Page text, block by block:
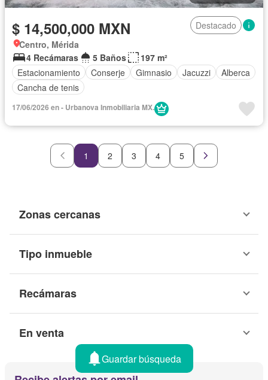
$ 14,500,000 MXN
Destacado
Centro, Mérida
4 Recámaras
5 Baños
197 m²
Estacionamiento
Conserje Gimnasio Jacuzzi
Alberca
Cancha de tenis
17/06/2026 en - Urbanova Inmobiliaria MX.
1 2 3 4 5
Zonas cercanas
Tipo inmueble
Recámaras
En venta
Guardar búsqueda